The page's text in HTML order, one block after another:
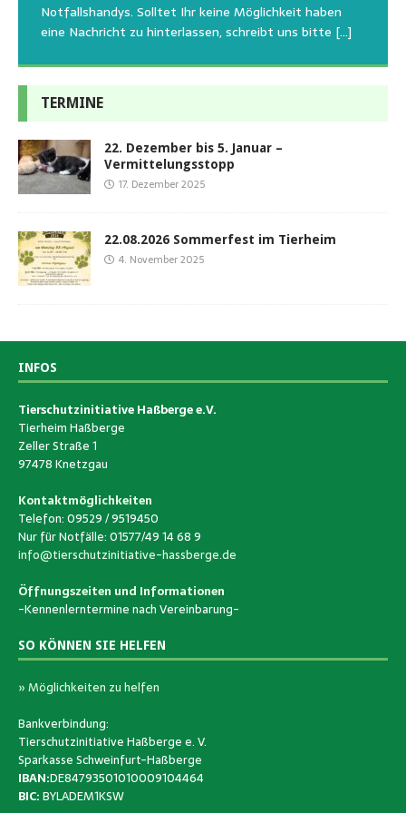
Notfallshandys. Solltet Ihr keine Möglichkeit haben
eine Nachricht zu hinterlassen, schreibt uns bitte […]
oder[…]
emotionalen Stress bei Begegnung[…]
TERMINE
22. Dezember bis 5. Januar –
Vermittelungsstopp
17. Dezember 2025
22.08.2026 Sommerfest im Tierheim
4. November 2025
INFOS
Tierschutzinitiative Haßberge e.V.
Tierheim Haßberge
Zeller Straße 1
97478 Knetzgau
Kontaktmöglichkeiten
Telefon: 09529 / 9519450
Nur für Notfälle: 01577/49 14 68 9
info@tierschutzinitiative-hassberge.de
Öffnungszeiten und Informationen
-Kennenlerntermine nach Vereinbarung-
SO KÖNNEN SIE HELFEN
» Möglichkeiten zu helfen
Bankverbindung:
Tierschutzinitiative Haßberge e. V.
Sparkasse Schweinfurt-Haßberge
IBAN:DE84793501010009104464
BIC:BYLADEM1KSW